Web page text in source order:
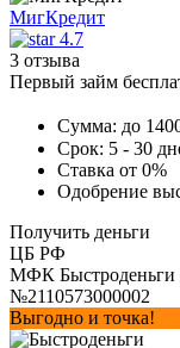
МигКредит
4.7
3 отзыва
Первый займ
Сумма: до
Срок: 5 - 30
Ставка от 0%
Одобрение
Получить деньги
ЦБ РФ
МФК
№2110573000002
Выгодно и точка!